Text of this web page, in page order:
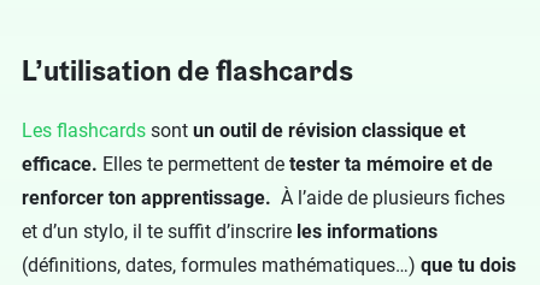
L’utilisation de flashcards
Les flashcards sont un outil de révision classique et
efficace. Elles te permettent de tester ta mémoire et de
renforcer ton apprentissage. À l’aide de plusieurs fiches
et d’un stylo, il te suffit d’inscrire les informations
(définitions, dates, formules mathématiques…) que tu dois